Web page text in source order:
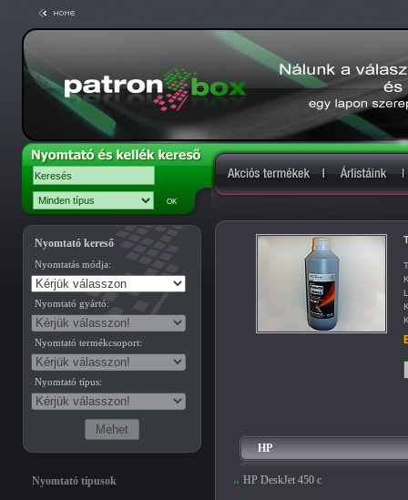
Nyomtató kereső
Nyomtatás módja:
Nyomtató gyártó:
Nyomtató termékcsoport:
Nyomtató típus:
Nyomtató típusok
HP
HP DeskJet 450 c